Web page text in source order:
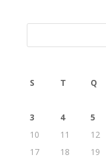
S T Q
3
4 5
10
11 12
17
18 19